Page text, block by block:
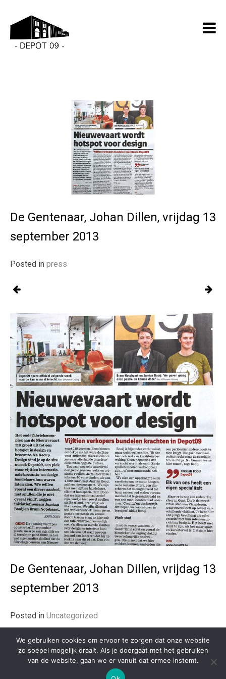
De Gentenaar, Johan Dillen, vrijdag 13
september 2013
Posted in press
De Gentenaar, Johan Dillen, vrijdag 13
september 2013
Posted in Uncategorized
We gebruiken cookies om ervoor te zorgen dat onze website
zo soepel mogelijk draait. Als je doorgaat met het gebruiken
van de website, gaan we er vanuit dat ermee instemt.